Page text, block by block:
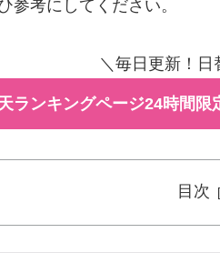
参考にしてください。
＼毎日更新！日
ランキングページ24時間限
目次